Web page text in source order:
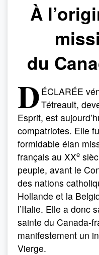
À
du
D ÉCLARÉE
Tétreault,
Esprit, est
compatriotes. Elle
formidable élan
français au XXe
peuple, avant le
des nations
Hollande et la
l’Italie. Elle a donc
sainte du Canada-
manifestement un
Vierge.